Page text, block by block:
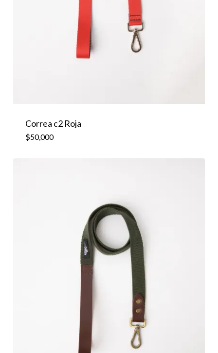
Correa c2 Roja
$50,000